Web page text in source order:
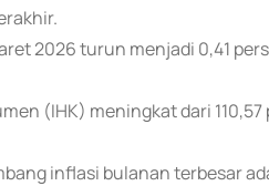
2026 turun menjadi 0,41
(IHK) meningkat dari
inflasi bulanan terbesar